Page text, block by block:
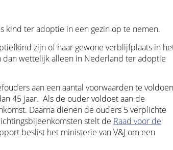
kind ter adoptie in een gezin op te nemen.
zijn of haar gewone verblijfplaats in
wettelijk alleen in Nederland ter adoptie
aan een aantal voorwaarden te
45 jaar. Als de ouder voldoet aan de
Daarna dienen de ouders 5 verplichte
stelt de Raad voor de
beslist het ministerie van V&J om een